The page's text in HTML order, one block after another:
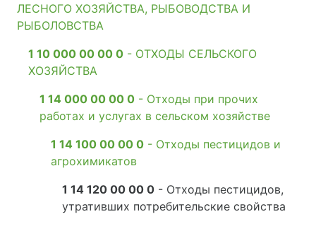
ЛЕСНОГО ХОЗЯЙСТВА, РЫБОВОДСТВА И
РЫБОЛОВСТВА
1 10 000 00 00 0 - ОТХОДЫ СЕЛЬСКОГО
ХОЗЯЙСТВА
1 14 000 00 00 0 - Отходы при прочих
работах и услугах в сельском хозяйстве
1 14 100 00 00 0 - Отходы пестицидов и
агрохимикатов
1 14 120 00 00 0 - Отходы пестицидов,
утративших потребительские свойства